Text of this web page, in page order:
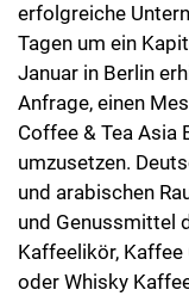
erfolgreiche
Tagen um ein
Januar in Berlin
Anfrage, einen
Coffee & Tea Asia
umzusetzen.
und arabischen
und Genussmittel
Kaffeelikör, Kaffee
oder Whisky